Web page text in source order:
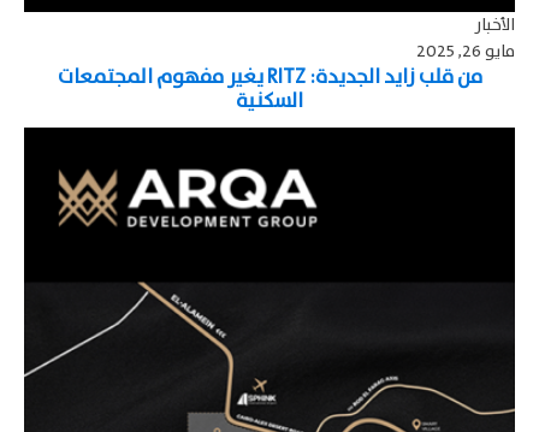
الأخبار
مايو 26, 2025
من قلب زايد الجديدة: RITZ يغير مفهوم المجتمعات
السكنية